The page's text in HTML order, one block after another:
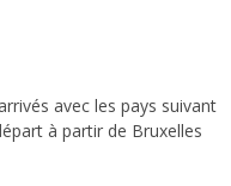
avec les pays suivant
à partir de Bruxelles